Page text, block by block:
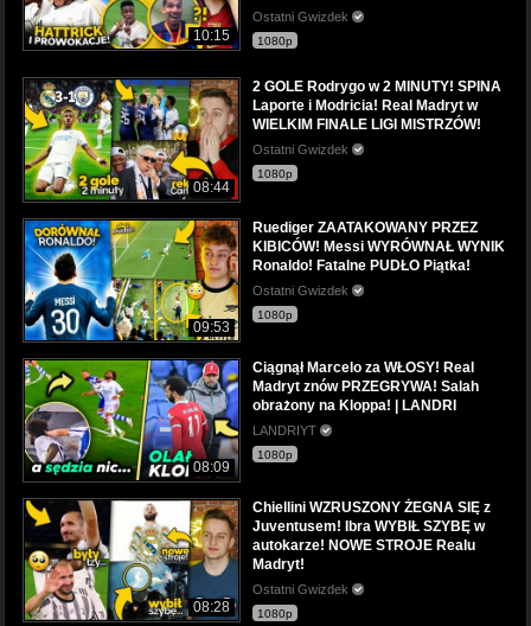
10:15
Ostatni Gwizdek
1080p
08:44
2 GOLE Rodrygo w 2 MINUTY! SPINA
Laporte i Modricia! Real Madryt w
WIELKIM FINALE LIGI MISTRZÓW!
Ostatni Gwizdek
1080p
09:53
Ruediger ZAATAKOWANY PRZEZ
KIBICÓW! Messi WYRÓWNAŁ WYNIK
Ronaldo! Fatalne PUDŁO Piątka!
Ostatni Gwizdek
1080p
08:09
Ciągnął Marcelo za WŁOSY! Real
Madryt znów PRZEGRYWA! Salah
obrażony na Kloppa! | LANDRI
LANDRIYT
1080p
08:28
Chiellini WZRUSZONY ŻEGNA SIĘ z
Juventusem! Ibra WYBIŁ SZYBĘ w
autokarze! NOWE STROJE Realu
Madryt!
Ostatni Gwizdek
1080p